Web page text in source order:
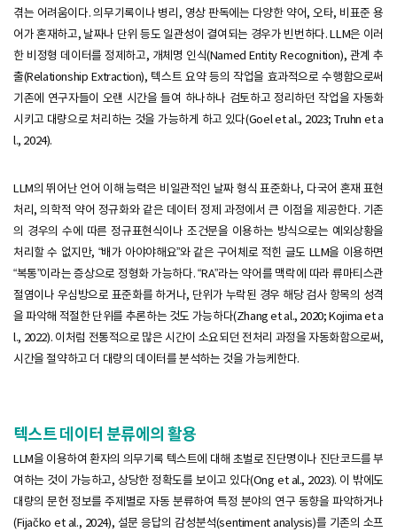
겪는 어려움이다. 의무기록이나 병리, 영상 판독에는 다양한 약어, 오타, 비표준 용
어가 혼재하고, 날짜나 단위 등도 일관성이 결여되는 경우가 빈번하다. LLM은 이러
한 비정형 데이터를 정제하고, 개체명 인식(Named Entity Recognition), 관계 추
출(Relationship Extraction), 텍스트 요약 등의 작업을 효과적으로 수행함으로써
기존에 연구자들이 오랜 시간을 들여 하나하나 검토하고 정리하던 작업을 자동화
시키고 대량으로 처리하는 것을 가능하게 하고 있다(Goel et al., 2023; Truhn et a
l., 2024).
LLM의 뛰어난 언어 이해 능력은 비일관적인 날짜 형식 표준화나, 다국어 혼재 표현
처리, 의학적 약어 정규화와 같은 데이터 정제 과정에서 큰 이점을 제공한다. 기존
의 경우의 수에 따른 정규표현식이나 조건문을 이용하는 방식으로는 예외상황을
처리할 수 없지만, “배가 아야야해요”와 같은 구어체로 적힌 글도 LLM을 이용하면
“복통”이라는 증상으로 정형화 가능하다. “RA”라는 약어를 맥락에 따라 류마티스관
절염이나 우심방으로 표준화를 하거나, 단위가 누락된 경우 해당 검사 항목의 성격
을 파악해 적절한 단위를 추론하는 것도 가능하다(Zhang et al., 2020; Kojima et a
l., 2022). 이처럼 전통적으로 많은 시간이 소요되던 전처리 과정을 자동화함으로써,
시간을 절약하고 더 대량의 데이터를 분석하는 것을 가능케한다.
텍스트 데이터 분류에의 활용
LLM을 이용하여 환자의 의무기록 텍스트에 대해 초벌로 진단명이나 진단코드를 부
여하는 것이 가능하고, 상당한 정확도를 보이고 있다(Ong et al., 2023). 이 밖에도
대량의 문헌 정보를 주제별로 자동 분류하여 특정 분야의 연구 동향을 파악하거나
(Fijačko et al., 2024), 설문 응답의 감성분석(sentiment analysis)를 기존의 소프